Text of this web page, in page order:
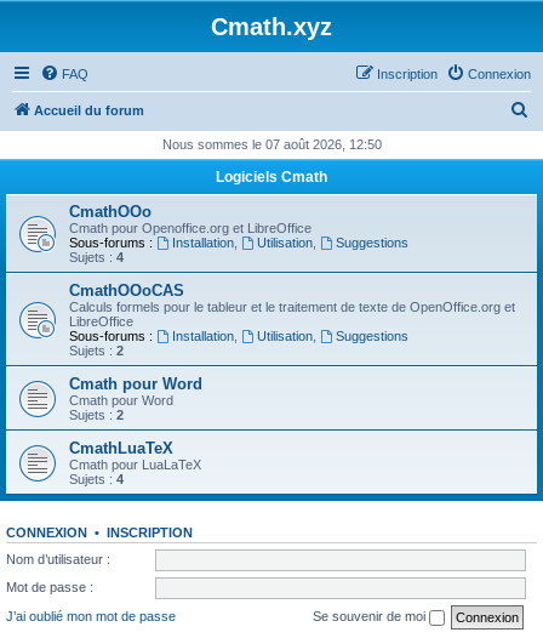
Cmath.xyz
FAQ Connexion
Inscription
Accueil du forum
h
r
Nous sommes le 07 août 2026, 12:50
Logiciels Cmath
CmathOOo
Cmath pour Openoffice.org et LibreOffice
Sous-forums :
Installation, Utilisation,
Suggestions
Sujets : 4
CmathOOoCAS
Calculs formels pour le tableur et le traitement de texte de OpenOffice.org et
LibreOffice
Sous-forums :
Installation, Utilisation,
Suggestions
Sujets : 2
Cmath pour Word
Cmath pour Word
Sujets : 2
CmathLuaTeX
Cmath pour LuaLaTeX
Sujets : 4
CONNEXION • INSCRIPTION
Nom d’utilisateur :
Mot de passe :
J’ai oublié mon mot de passe
Se souvenir de moi